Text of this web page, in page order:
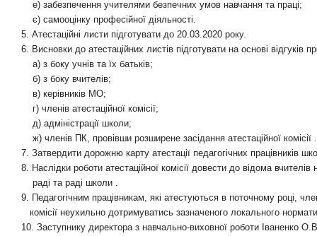
е) забезпечення учителями безпечних умов навчання та праці;
є) самооцінку професійної діяльності.
5. Атестаційні листи підготувати до 20.03.2020 року.
6. Висновки до атестаційних листів підготувати на основі відгуків
а) з боку учнів та їх батьків;
б) з боку вчителів;
в) керівників МО;
г) членів атестаційної комісії;
д) адміністрації школи;
ж) членів ПК, провівши розширене засідання атестаційної комісії .
7. Затвердити дорожню карту атестації педагогічних працівників
8. Наслідки роботи атестаційної комісії довести до відома вчителів
раді та раді школи .
9. Педагогічним працівникам, які атестуються в поточному році,
комісії неухильно дотримуватись зазначеного локального
10. Заступнику директора з навчально-виховної роботи Іваненко